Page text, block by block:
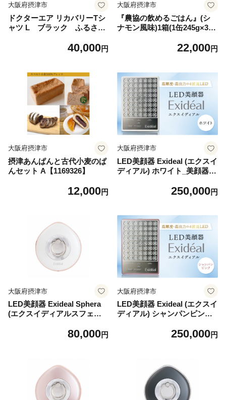
大阪府摂津市
ドクターエア リカバリーTシ
ャツ L ブラック ふるさと
40,000円
大阪府摂津市
『農協の飲めるごはん』(シ
ナモン風味)1箱(1缶245g×30
22,000円
大阪府摂津市
摂津あんぱんと古代小麦のぱ
んセット A【1169326】
12,000円
大阪府摂津市
LED美顔器 Exideal (エクスイ
ディアル) ホワイト_美顔器
ED Exideal エクスイディア
54】
250,000円
大阪府摂津市
LED美顔器 Exideal Sphera
(エクスイディアルスフェラ)
80,000円
大阪府摂津市
LED美顔器 Exideal (エクスイ
ディアル) シャンパンピンク_
出力 LED Exideal エクスイデ
250,000円